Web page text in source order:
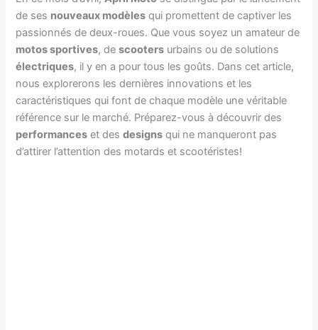
de ses nouveaux modèles qui promettent de captiver les
passionnés de deux-roues. Que vous soyez un amateur de
motos sportives, descooters urbains ou de solutions
électriques, il y en a pour tous les goûts. Dans cet article,
nous explorerons les dernières innovations et les
caractéristiques qui font de chaque modèle une véritable
référence sur le marché. Préparez-vous à découvrir des
performances et desdesigns qui ne manqueront pas
d’attirer l’attention des motards et scootéristes!